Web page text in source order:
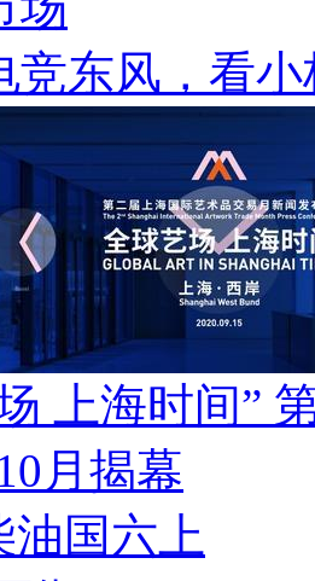
竞东风，看
上海时间”
月揭幕